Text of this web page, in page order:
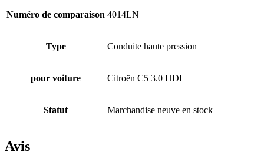
Numéro de comparaison 4014LN
Type Conduite haute pression
pour voiture Citroën C5 3.0 HDI
Statut Marchandise neuve en stock
Avis